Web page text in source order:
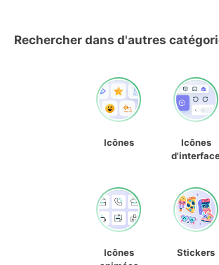
Rechercher dans d'autres
Icônes
Icônes
Icônes
Stickers